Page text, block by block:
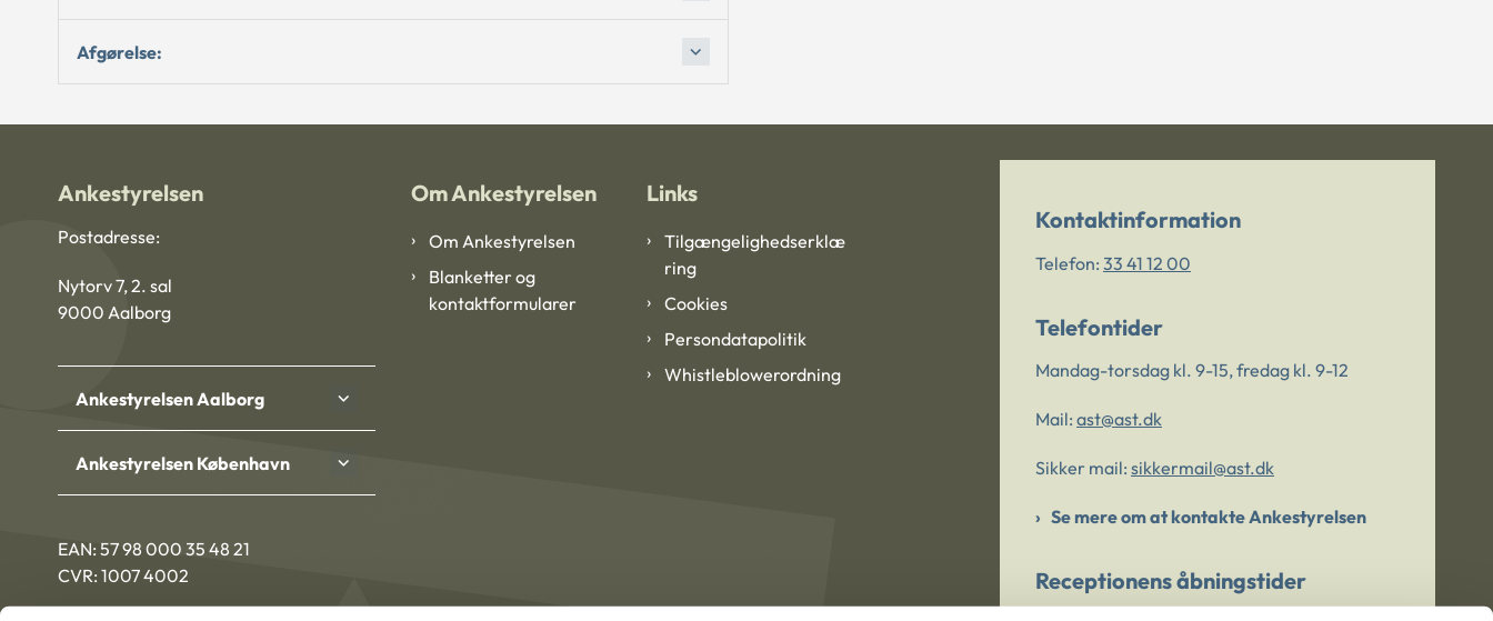
Afgørelse:
Ankestyrelsen
Postadresse:
Nytorv 7, 2. sal
9000 Aalborg
Ankestyrelsen Aalborg
Ankestyrelsen København
EAN: 57 98 000 35 48 21
CVR: 1007 4002
Om Ankestyrelsen
Om Ankestyrelsen
Blanketter og
kontaktformularer
Links
Tilgængelighedserklæ
ring
Cookies
Persondatapolitik
Whistleblowerordning
Kontaktinformation
Telefon: 33 41 12 00
Telefontider
Mandag-torsdag kl. 9-15, fredag kl. 9-12
Mail: ast@ast.dk
Sikker mail: sikkermail@ast.dk
Se mere om at kontakte Ankestyrelsen
Receptionens åbningstider